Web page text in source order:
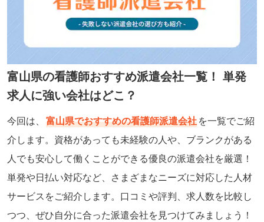
富山県の看護師おすすめ派遣会社一覧！ 単発
求人に強い会社はどこ？
今回は、 富山県でおすすめの看護師派遣会社を一覧でご紹
介します。資格があっても未経験の人や、ブランクがある
人でも安心して働くことができる優良の派遣会社を厳選！
単発や日払い対応など、さまざまなニーズに対応した人材
サービスをご紹介します。口コミや評判、求人数を比較し
つつ、ぜひ自分に合った派遣会社を見つけてみましょう！